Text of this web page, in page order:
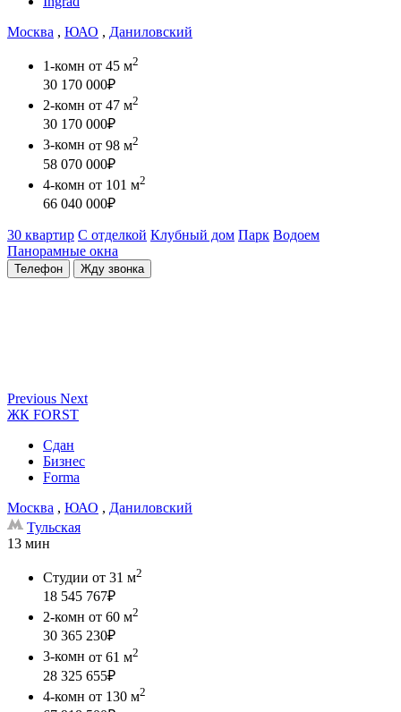
Москва , ЮАО , Даниловский
1-комн от 45 м2
30 170 000₽
2-комн от 47 м2
30 170 000₽
3-комн от 98 м2
58 070 000₽
4-комн от 101 м2
66 040 000₽
30 квартир С отделкой Клубный дом Парк Водоем
Панорамные окна
Телефон Жду звонка
Previous Next
ЖК FORST
Сдан
Бизнес
Forma
Москва , ЮАО , Даниловский
Тульская
13 мин
Студии от 31 м2
18 545 767₽
2-комн от 60 м2
30 365 230₽
3-комн от 61 м2
28 325 655₽
4-комн от 130 м2